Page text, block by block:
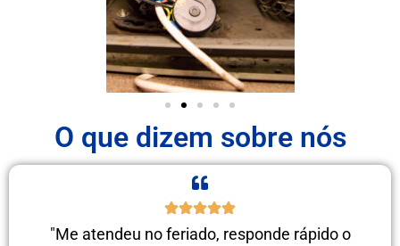
O que dizem sobre nós
"Me atendeu no feriado, responde rápido o